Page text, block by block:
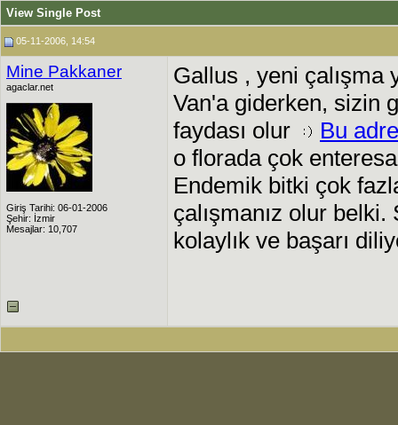
View Single Post
05-11-2006, 14:54
Mine Pakkaner
agaclar.net
Giriş Tarihi: 06-01-2006
Şehir: İzmir
Mesajlar: 10,707
Gallus , yeni çalışma
Van'a giderken, sizin
faydası olur
Bu
o florada çok
Endemik bitki çok
çalışmanız olur belki.
kolaylık ve başarı